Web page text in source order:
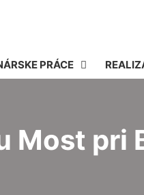
PRÁCE
Most pri